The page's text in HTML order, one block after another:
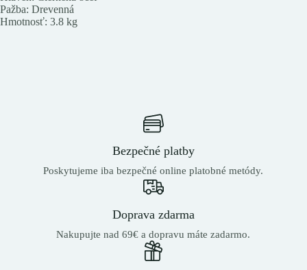
Pažba: Drevenná
Hmotnosť: 3.8 kg
Bezpečné platby
Poskytujeme iba bezpečné online platobné metódy.
Doprava zdarma
Nakupujte nad 69€ a dopravu máte zadarmo.